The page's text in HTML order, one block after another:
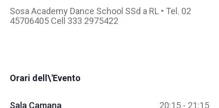
Sosa Academy Dance School SSd a RL • Tel. 02
45706405 Cell 333 2975422
Orari dell\'Evento
Sala Camana 20:15 - 21:15